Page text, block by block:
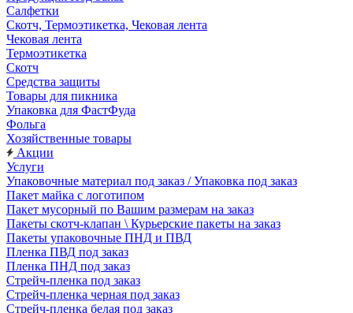
Салфетки
Скотч, Термоэтикетка, Чековая лента
Чековая лента
Термоэтикетка
Скотч
Средства защиты
Товары для пикника
Упаковка для ФастФуда
Фольга
Хозяйственные товары
Акции
Услуги
Упаковочные материал под заказ / Упаковка под заказ
Пакет майка с логотипом
Пакет мусорный по Вашим размерам на заказ
Пакеты скотч-клапан \ Курьерские пакеты на заказ
Пакеты упаковочные ПНД и ПВД
Пленка ПВД под заказ
Пленка ПНД под заказ
Стрейч-пленка под заказ
Стрейч-пленка черная под заказ
Стрейч-пленка белая под заказ